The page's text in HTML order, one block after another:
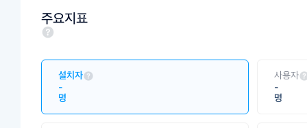
주요지표
설치자
-
명
사용자
-
명